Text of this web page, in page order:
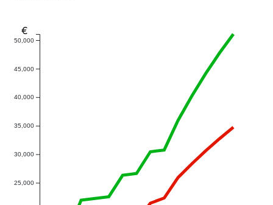
25,000
30,000
35,000
40,000
45,000
50,000
€